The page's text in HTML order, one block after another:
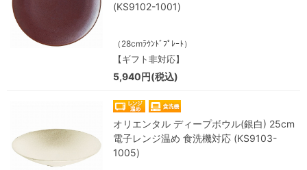
(KS9102-1001)
（28cmﾗｳﾝﾄﾞﾌﾟﾚｰﾄ）
【ギフト非対応】
5,940円(税込)
オリエンタル ディープボウル(銀白) 25cm
電子レンジ温め 食洗機対応 (KS9103-
1005)